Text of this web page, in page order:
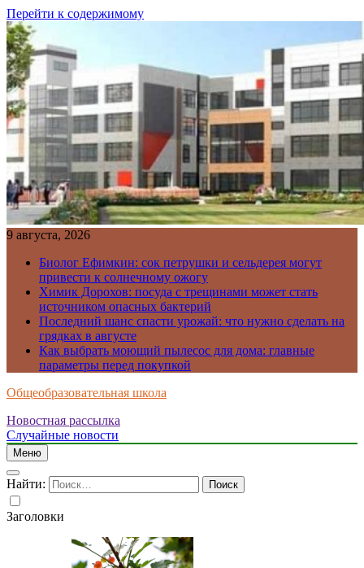
Перейти к содержимому
9 августа, 2026
Биолог Ефимкин: сок петрушки и сельдерея могут
привести к солнечному ожогу
Химик Дорохов: посуда с трещинами может стать
источником опасных бактерий
Последний шанс спасти урожай: что нужно сделать на
грядках в августе
Как выбрать моющий пылесос для дома: главные
параметры перед покупкой
Общеобразовательная школа
Новостная рассылка
Случайные новости
Меню
Найти:
Заголовки